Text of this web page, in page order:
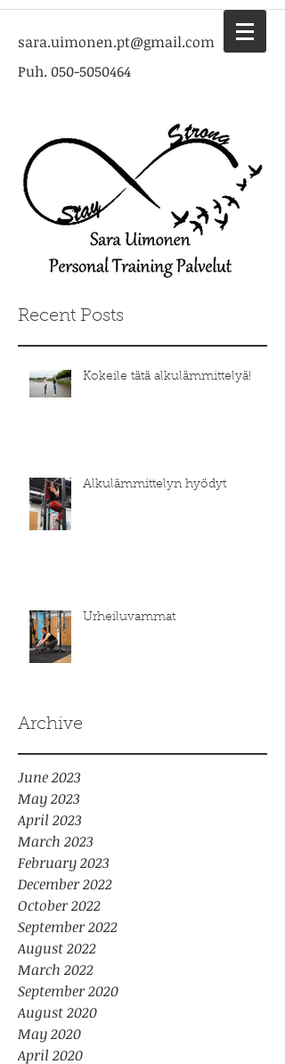
sara.uimonen.pt@gmail.com
Puh. 050-5050464
Recent Posts
Kokeile tätä alkulämmittelyä!
Alkulämmittelyn hyödyt
Urheiluvammat
Archive
June 2023
May 2023
April 2023
March 2023
February 2023
December 2022
October 2022
September 2022
August 2022
March 2022
September 2020
August 2020
May 2020
April 2020